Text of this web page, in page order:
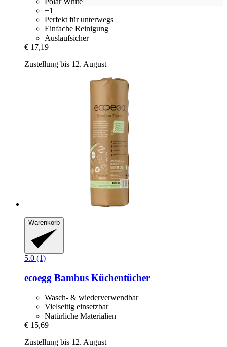
+1
Perfekt für unterwegs
Einfache Reinigung
Auslaufsicher
€ 17,19
Zustellung bis 12. August
Warenkorb
5.0 (1)
ecoegg Bambus Küchentücher
Wasch- & wiederverwendbar
Vielseitig einsetzbar
Natürliche Materialien
€ 15,69
Zustellung bis 12. August